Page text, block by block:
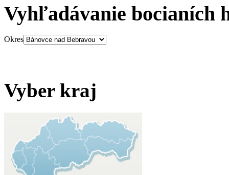
Vyhľadávanie bocianích
Okres
Vyber kraj